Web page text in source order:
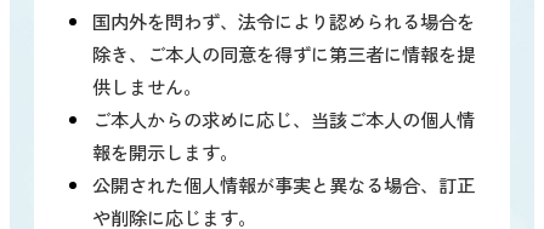
国内外を問わず、法令により認められる場合を
除き、ご本人の同意を得ずに第三者に情報を提
供しません。
ご本人からの求めに応じ、当該ご本人の個人情
報を開示します。
公開された個人情報が事実と異なる場合、訂正
や削除に応じます。